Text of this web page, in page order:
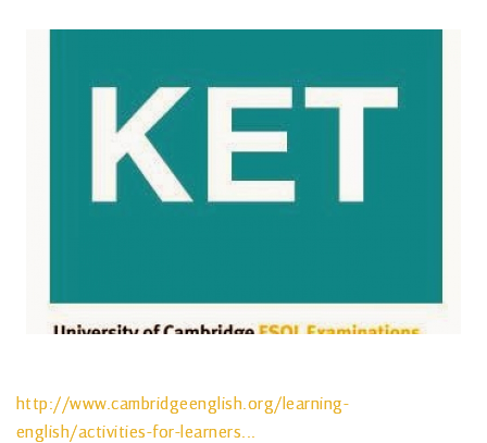
http://www.cambridgeenglish.org/learning-
english/activities-for-learners...